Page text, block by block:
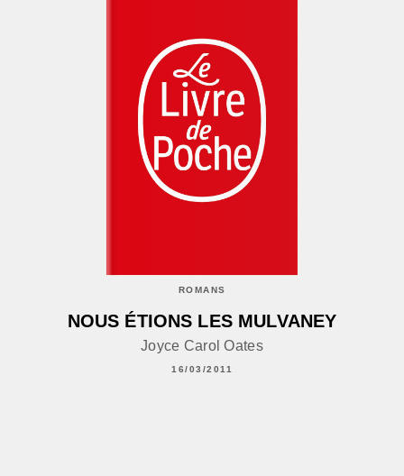
ROMANS
NOUS ÉTIONS LES MULVANEY
Joyce Carol Oates
16/03/2011